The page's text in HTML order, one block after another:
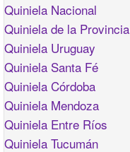
Quiniela Nacional
Quiniela de la Provincia
Quiniela Uruguay
Quiniela Santa Fé
Quiniela Córdoba
Quiniela Mendoza
Quiniela Entre Ríos
Quiniela Tucumán